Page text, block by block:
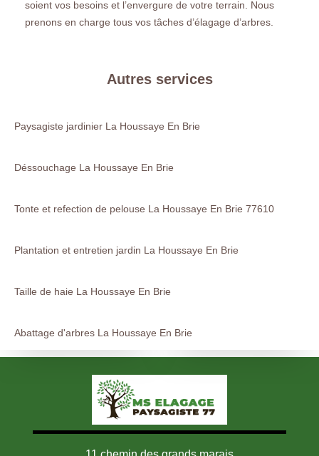
soient vos besoins et l’envergure de votre terrain. Nous
prenons en charge tous vos tâches d’élagage d’arbres.
Autres services
Paysagiste jardinier La Houssaye En Brie
Déssouchage La Houssaye En Brie
Tonte et refection de pelouse La Houssaye En Brie 77610
Plantation et entretien jardin La Houssaye En Brie
Taille de haie La Houssaye En Brie
Abattage d'arbres La Houssaye En Brie